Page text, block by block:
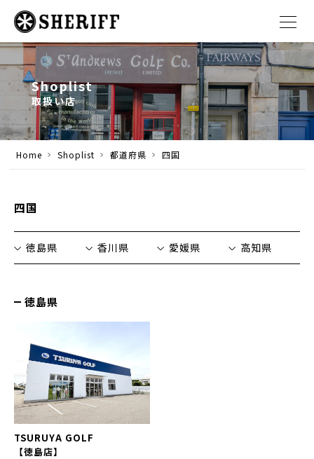
Shoplist
取扱い店
Home Shoplist 都道府県 四国
四国
徳島県 香川県 愛媛県 高知県
徳島県
TSURUYA GOLF
【徳島店】